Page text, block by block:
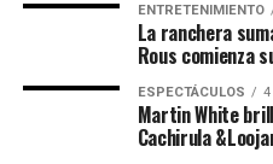
ENTRETENIMIENTO
La ranchera
Rous comienza
ESPECTÁCULOS
Martin White
Cachirula